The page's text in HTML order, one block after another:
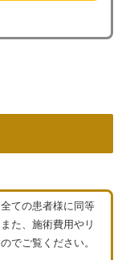
ての患者様に同等
た、施術費用やリ
でご覧ください。